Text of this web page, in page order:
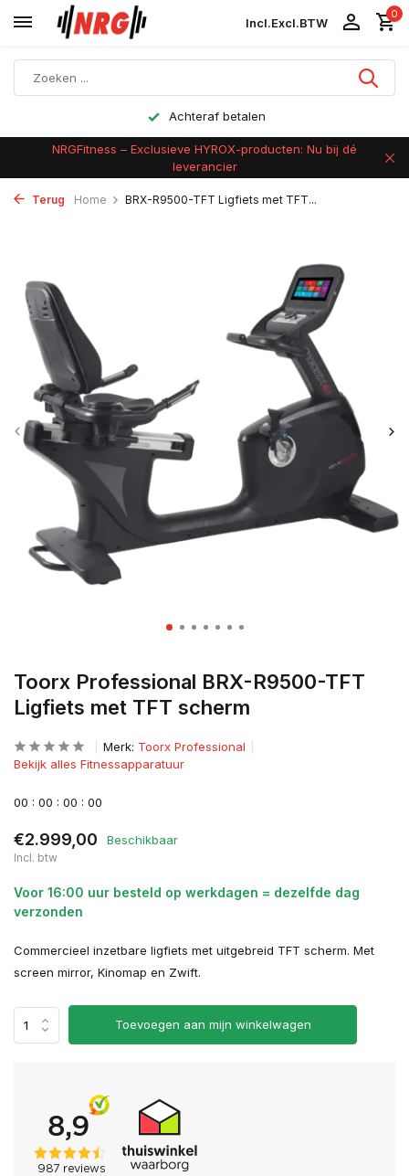
Incl.Excl.BTW
0
Achteraf betalen
NRGFitness – Exclusieve HYROX-producten: Nu bij dé
leverancier
Terug Home BRX-R9500-TFT Ligfiets met TFT...
Toorx Professional BRX-R9500-TFT
Ligfiets met TFT scherm
Merk: Toorx Professional
Bekijk alles Fitnessapparatuur
00 : 00 : 00 : 00
€2.999,00 Beschikbaar
Incl. btw
Voor 16:00 uur besteld op werkdagen = dezelfde dag
verzonden
Commercieel inzetbare ligfiets met uitgebreid TFT scherm. Met
screen mirror, Kinomap en Zwift.
Toevoegen aan mijn winkelwagen